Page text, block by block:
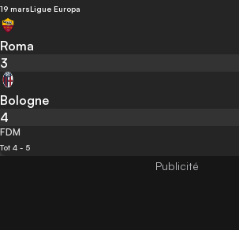
19 marsLigue Europa
Roma
3
Bologne
4
FDM
Tot 4 - 5